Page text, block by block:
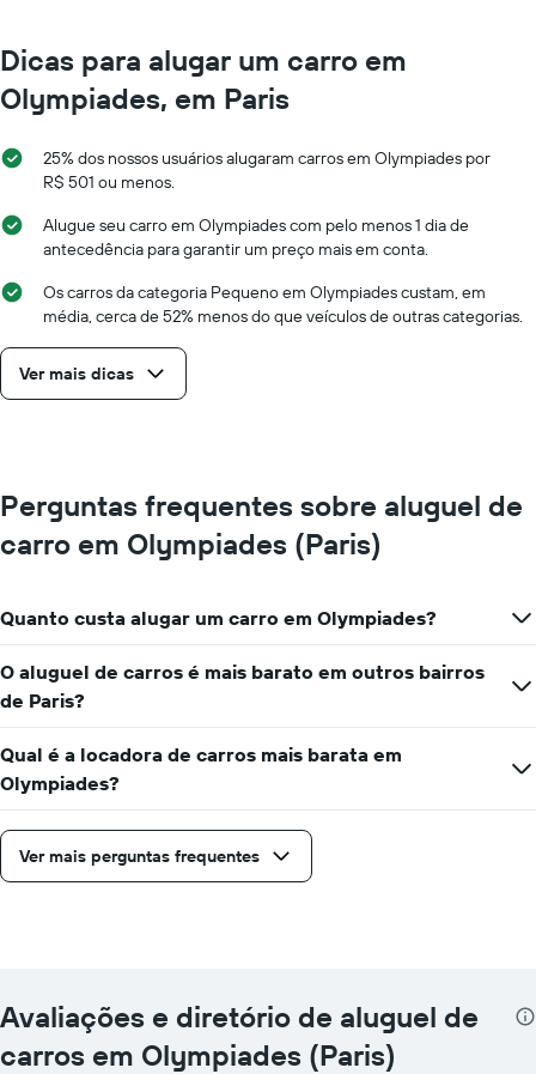
Dicas para alugar um carro em
Olympiades, em Paris
25% dos nossos usuários alugaram carros em Olympiades por
R$ 501 ou menos.
Alugue seu carro em Olympiades com pelo menos 1 dia de
antecedência para garantir um preço mais em conta.
Os carros da categoria Pequeno em Olympiades custam, em
média, cerca de 52% menos do que veículos de outras categorias.
Ver mais dicas
Perguntas frequentes sobre aluguel de
carro em Olympiades (Paris)
Quanto custa alugar um carro em Olympiades?
O aluguel de carros é mais barato em outros bairros
de Paris?
Qual é a locadora de carros mais barata em
Olympiades?
Ver mais perguntas frequentes
Avaliações e diretório de aluguel de
carros em Olympiades (Paris)